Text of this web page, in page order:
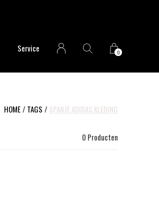
Service 0
HOME TAGS SPANJE ADIDAS KLEDING
0 Producten